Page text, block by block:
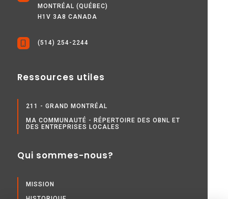
MONTRÉAL (QUÉBEC)
H1V 3A8 CANADA
(514) 254-2244
Ressources utiles
211 - GRAND MONTRÉAL
MA COMMUNAUTÉ - RÉPERTOIRE DES OBNL ET
DES ENTREPRISES LOCALES
Qui sommes-nous?
MISSION